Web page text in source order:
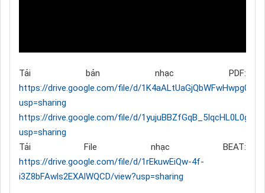
Tải bản nhạc PDF:
https://drive.google.com/file/d/
usp=sharing
https://drive.google.com/file/d/
usp=sharing
Tải File nhạc BEAT:
https://drive.google.com/file/d/1rEkuwEiQw-4f-
i3Z8bFAwls2EXAlWQCD/view?usp=sharing